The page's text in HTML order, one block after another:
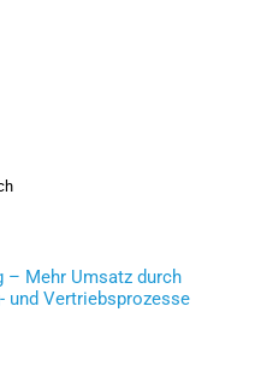
– Mehr Umsatz durch
und Vertriebsprozesse